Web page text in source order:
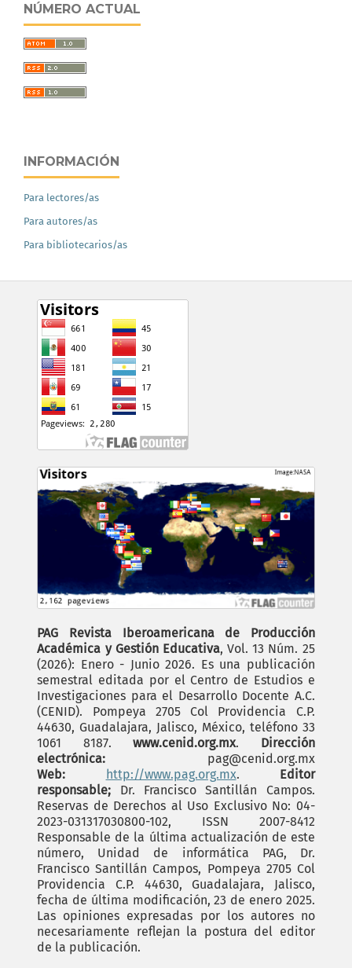
NÚMERO ACTUAL
INFORMACIÓN
Para lectores/as
Para autores/as
Para bibliotecarios/as
PAG Revista Iberoamericana de Producción
Académica y Gestión Educativa, Vol. 13 Núm. 25
(2026): Enero - Junio 2026. Es una publicación
semestral editada por el Centro de Estudios e
Investigaciones para el Desarrollo Docente A.C.
(CENID). Pompeya 2705 Col Providencia C.P.
44630, Guadalajara, Jalisco, México, teléfono 33
1061 8187.www.cenid.org.mx. Dirección
electrónica: pag@cenid.org.mx
Web:
http://www.pag.org.mx.
Editor
responsable; Dr. Francisco Santillán Campos.
Reservas de Derechos al Uso Exclusivo No: 04-
2023-031317030800-102, ISSN 2007-8412
Responsable de la última actualización de este
número, Unidad de informática PAG, Dr.
Francisco Santillán Campos, Pompeya 2705 Col
Providencia C.P. 44630, Guadalajara, Jalisco,
fecha de última modificación, 23 de enero 2025.
Las opiniones expresadas por los autores no
necesariamente reflejan la postura del editor
de la publicación.